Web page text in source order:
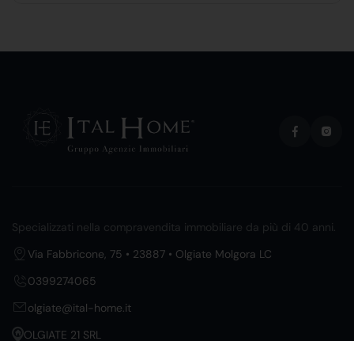
Specializzati nella compravendita immobiliare da più di 40 anni.
Via Fabbricone, 75 • 23887 • Olgiate Molgora LC
0399274065
olgiate@ital-home.it
OLGIATE 21 SRL